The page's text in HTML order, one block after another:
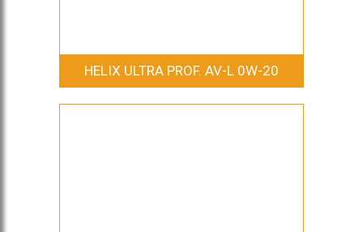
HELIX ULTRA PROF. AV-L 0W-20